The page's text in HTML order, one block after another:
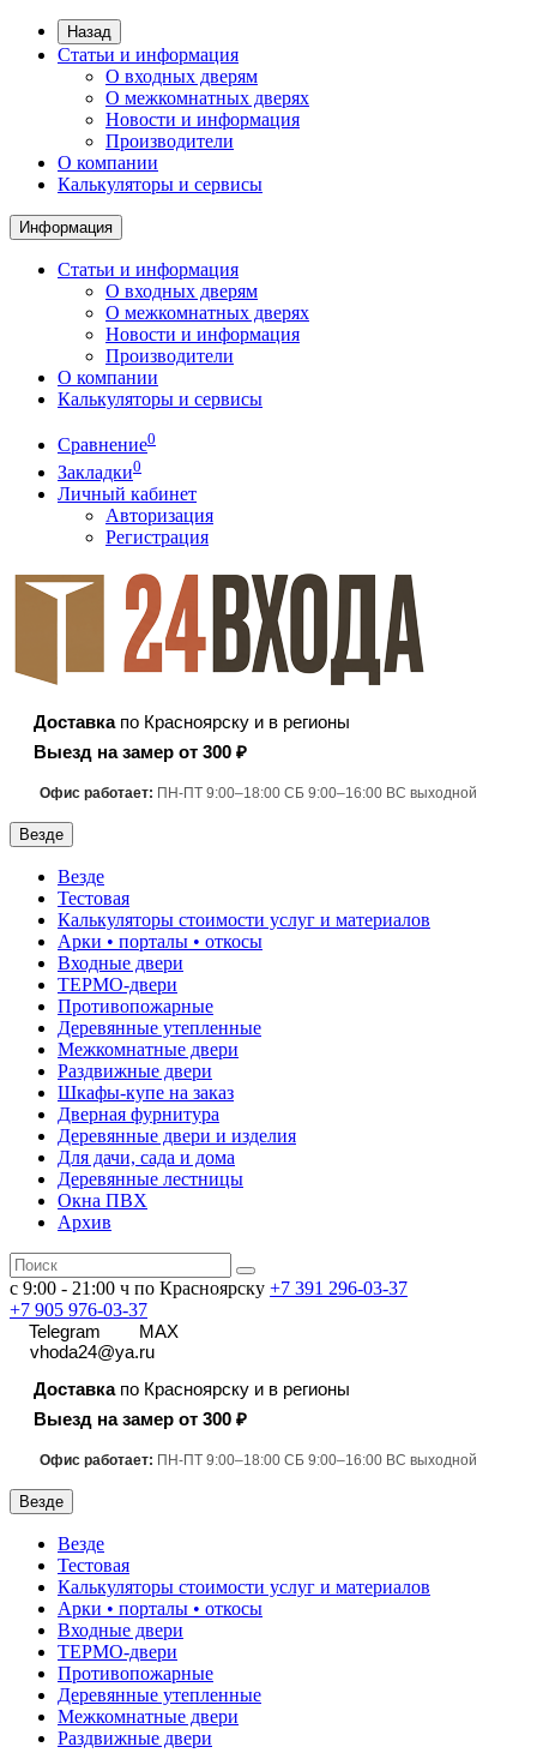
Назад
Статьи и информация
О входных дверям
О межкомнатных дверях
Новости и информация
Производители
О компании
Калькуляторы и сервисы
Информация
Статьи и информация
О входных дверям
О межкомнатных дверях
Новости и информация
Производители
О компании
Калькуляторы и сервисы
Сравнение0
Закладки0
Личный кабинет
Авторизация
Регистрация
Доставкапо Красноярску и в регионы
Выезд на замер от 300 ₽
Офис работает: ПН-ПТ 9:00–18:00 СБ 9:00–16:00 ВС выходной
Везде
Везде
Тестовая
Калькуляторы стоимости услуг и материалов
Арки • порталы • откосы
Входные двери
ТЕРМО-двери
Противопожарные
Деревянные утепленные
Межкомнатные двери
Раздвижные двери
Шкафы-купе на заказ
Дверная фурнитура
Деревянные двери и изделия
Для дачи, сада и дома
Деревянные лестницы
Окна ПВХ
Архив
с 9:00 - 21:00 ч по Красноярску +7 391 296-03-37
+7 905 976-03-37
Telegram
MAX
vhoda24@ya.ru
Доставкапо Красноярску и в регионы
Выезд на замер от 300 ₽
Офис работает: ПН-ПТ 9:00–18:00 СБ 9:00–16:00 ВС выходной
Везде
Везде
Тестовая
Калькуляторы стоимости услуг и материалов
Арки • порталы • откосы
Входные двери
ТЕРМО-двери
Противопожарные
Деревянные утепленные
Межкомнатные двери
Раздвижные двери